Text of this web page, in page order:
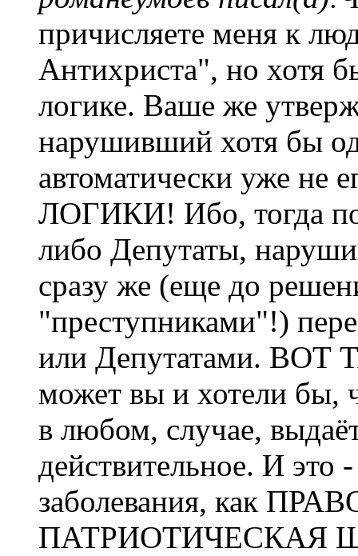
причисляете меня к
Антихриста", но хотя
логике. Ваше же
нарушивший хотя бы
автоматически уже
ЛОГИКИ! Ибо, тогда
либо Депутаты,
сразу же (еще до
"преступниками"!)
или Депутатами.
может вы и хотели бы,
в любом, случае,
действительное. И это
заболевания, как
ПАТРИОТИЧЕСКАЯ